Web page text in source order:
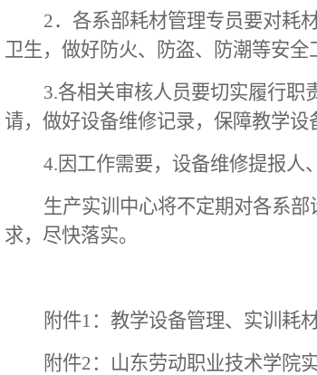
2．各系部耗材管理专员要对耗
卫生，做好防火、防盗、防潮等安全
3.各相关审核人员要切实履行职
请，做好设备维修记录，保障教学设
4. 因工作需要，设备维修提报人
生产实训中心将不定期对各系
求，尽快落实。
附件1：教学设备管理、实训耗
附件2：山东劳动职业技术学院